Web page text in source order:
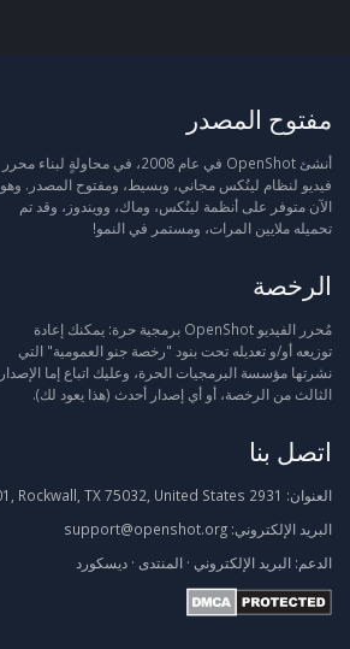
مفتوح المصدر
أنشئ OpenShot في عام 2008، في محاولةٍ لبناء محرر
فيديو لنظام لينُكس مجاني، وبسيط، ومفتوح المصدر. وهو
الآن متوفر على أنظمة لينُكس، وماك، وويندوز، وقد تم
تحميله ملايين المرات، ومستمر في النمو!
الرخصة
مُحرر الفيديو OpenShot برمجية حرة: يمكنك إعادة
توزيعه أو/و تعديله تحت بنود "رخصة جنو العمومية" التي
نشرتها مؤسسة البرمجيات الحرة، وعليك اتباع إما الإصدار
الثالث من الرخصة، أو أي إصدار أحدث (هذا يعود لك).
اتصل بنا
العنوان:
البريد الإلكتروني: support@openshot.org
الدعم: البريد الإلكتروني · المنتدى · ديسكورد